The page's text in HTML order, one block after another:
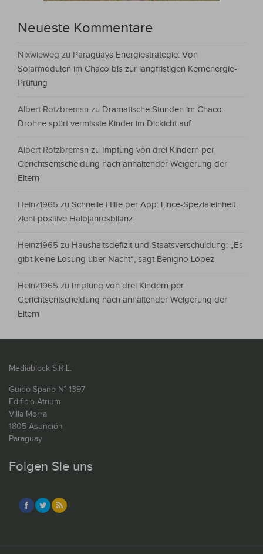
Neueste Kommentare
Nixwieweg zu Paraguays Energiestrategie: Von
Solarmodulen im Chaco bis zur langfristigen Kernenergie-
Prüfung
Albert Rotzbremsn zu Dramatische Stunden im Chaco:
Drohne spürt vermisste Kinder im Dickicht auf
Albert Rotzbremsn zu Impfung von drei Kindern per
Gerichtsentscheidung nach anhaltender Weigerung der
Eltern
Heinz1965 zu Schnelle Hilfe per App: Lince-Spezialeinheit
zieht positive Halbjahresbilanz
Heinz1965 zu Haushaltsdefizit und Staatsverschuldung: „Es
gibt keine Lösung über Nacht“, sagt Benigno López
Heinz1965 zu Impfung von drei Kindern per
Gerichtsentscheidung nach anhaltender Weigerung der
Eltern
Mediablock S.R.L.
Guido Spano N° 1397
Edificio Atrium
Villa Morra
1805 Asunción
Paraguay
Folgen Sie uns